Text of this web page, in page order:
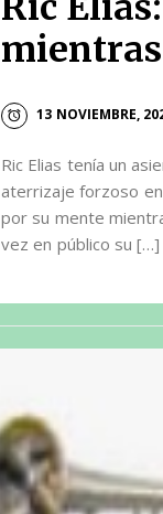
13 NOVIEMBRE,
Ric Elias tenía un
aterrizaje forzoso
por su mente
vez en público su […]